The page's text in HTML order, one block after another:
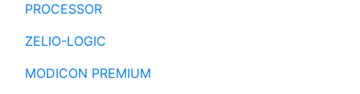
PROCESSOR
ZELIO-LOGIC
MODICON PREMIUM